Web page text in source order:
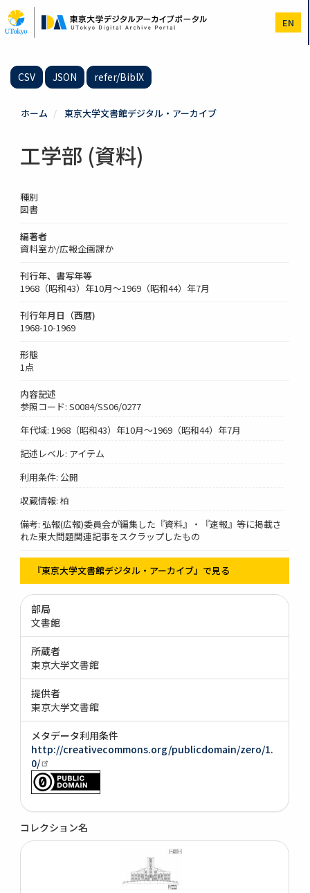
イ
ン
EN
CSV JSON refer/BibIX
ホーム 東京大学文書館デジタル・アーカイブ
工学部 (資料)
種別
図書
編著者
資料室か/広報企画課か
刊行年、書写年等
1968（昭和43）年10月～1969（昭和44）年7月
刊行年月日（西暦)
1968-10-1969
形態
1点
内容記述
参照コード: S0084/SS06/0277
年代域: 1968（昭和43）年10月～1969（昭和44）年7月
記述レベル: アイテム
利用条件: 公開
収蔵情報: 柏
備考: 弘報(広報)委員会が編集した『資料』・『速報』等に掲載さ
れた東大問題関連記事をスクラップしたもの
『東京大学文書館デジタル・アーカイブ』で見る
部局
文書館
所蔵者
東京大学文書館
提供者
東京大学文書館
メタデータ利用条件
http://creativecommons.org/publicdomain/zero/1.
0/
コレクション名